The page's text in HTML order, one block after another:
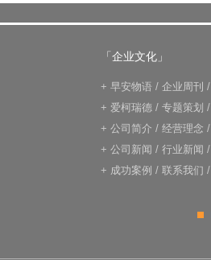
「企业文化」
+ 早安物语 / 企业周刊 /
+ 爱柯瑞德 / 专题策划 /
+ 公司简介 / 经营理念 /
+ 公司新闻 / 行业新闻 /
+ 成功案例 / 联系我们 /